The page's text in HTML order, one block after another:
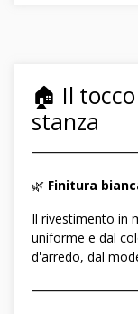
🏠 Il
stanza
🌿 Finitura
Il rivestimento in
uniforme e dal
d'arredo, dal